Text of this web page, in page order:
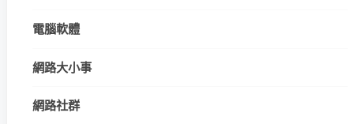
電腦軟體
網路大小事
網路社群